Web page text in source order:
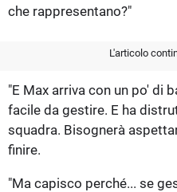
che rappresentano?"
L'articolo
"E Max arriva con un po' di
facile da gestire. E ha
squadra. Bisognerà
finire.
"Ma capisco perché... se